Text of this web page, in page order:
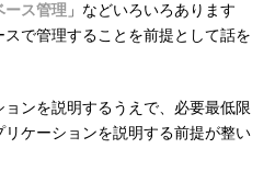
ース管理 」などいろいろあります
で管理することを前提として話を
ンを説明するうえで、必要最低限
ケーションを説明する前提が整い